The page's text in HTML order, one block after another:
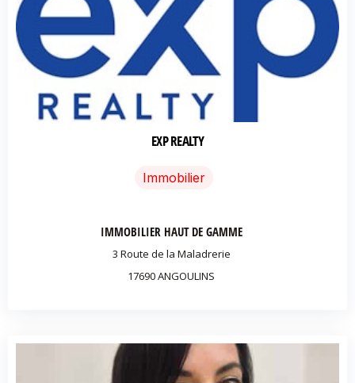
EXP REALTY
Immobilier
IMMOBILIER HAUT DE GAMME
3 Route de la Maladrerie
17690 ANGOULINS